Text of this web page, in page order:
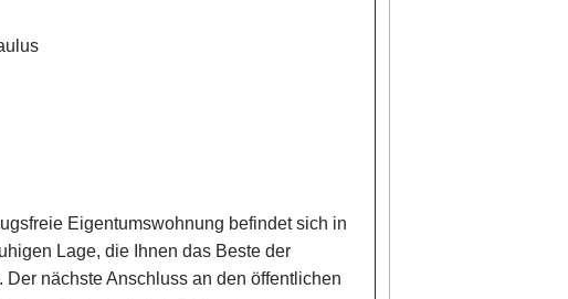
Eigentumswohnung befindet sich in
Lage, die Ihnen das Beste der
nächste Anschluss an den öffentlichen